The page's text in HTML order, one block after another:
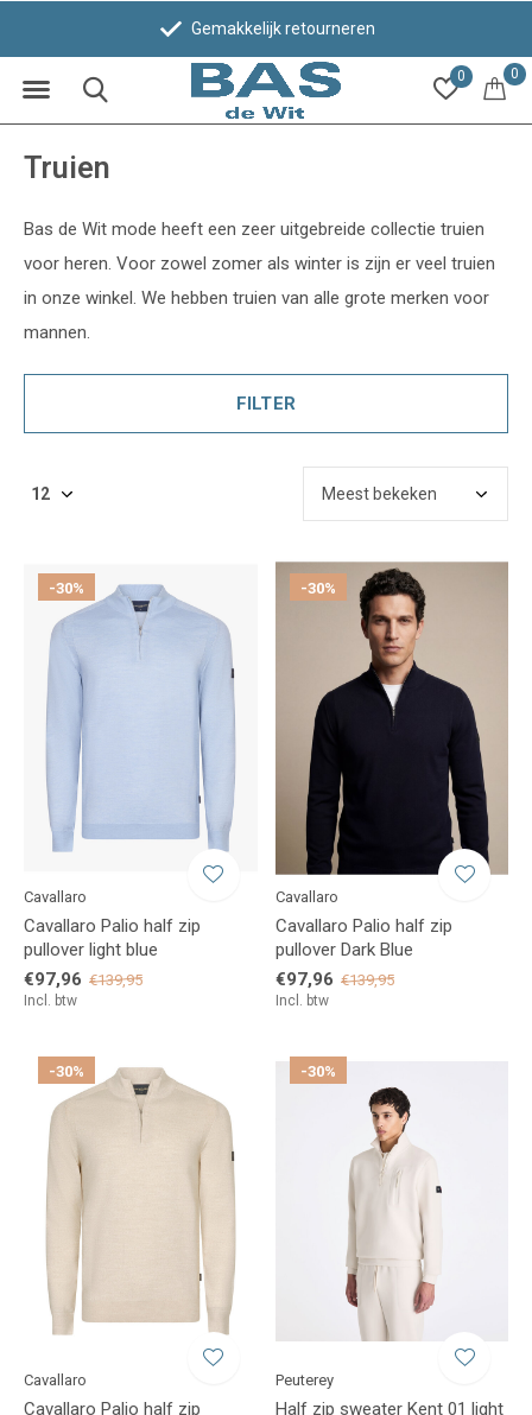
0 0
Gemakkelijk retourneren
Truien
Bas de Wit mode heeft een zeer uitgebreide collectie truien
voor heren. Voor zowel zomer als winter is zijn er veel truien
in onze winkel. We hebben truien van alle grote merken voor
mannen.
FILTER
-30%
Cavallaro
Cavallaro Palio half zip
pullover light blue
€97,96 €139,95
Incl. btw
-30%
Cavallaro
Cavallaro Palio half zip
pullover Dark Blue
€97,96 €139,95
Incl. btw
-30%
Cavallaro
Cavallaro Palio half zip
-30%
Peuterey
Half zip sweater Kent 01 light